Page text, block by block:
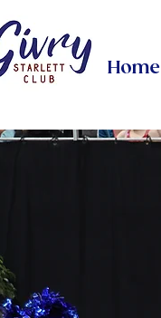
Home